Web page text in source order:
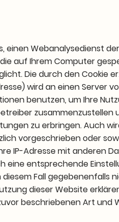
Webanalysedienst
auf Ihrem Computer
Die durch den Cookie
wird an einen Server
benutzen, um Ihre
zu erbringen. Auch
vorgeschrieben oder
IP-Adresse mit anderen
eine entsprechende
diesem Fall gegebenenfalls
dieser Website
beschriebenen Art und